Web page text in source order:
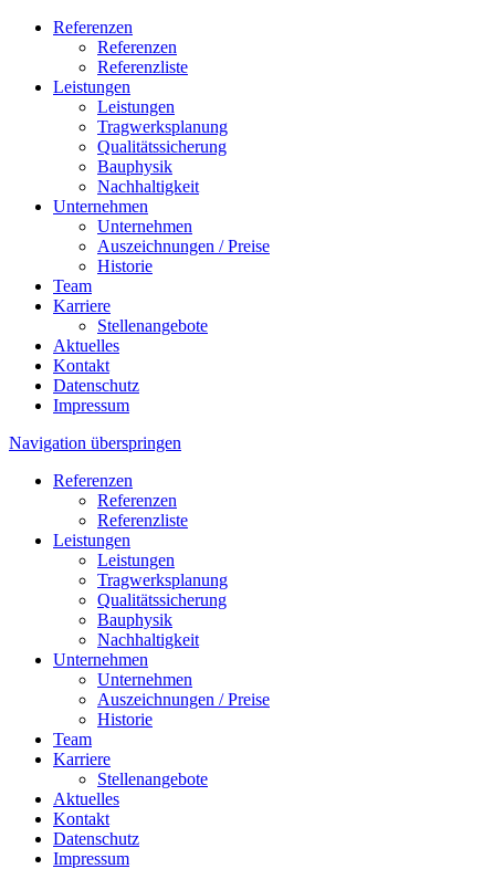
Referenzen
Referenzen
Referenzliste
Leistungen
Leistungen
Tragwerksplanung
Qualitätssicherung
Bauphysik
Nachhaltigkeit
Unternehmen
Unternehmen
Auszeichnungen / Preise
Historie
Team
Karriere
Stellenangebote
Aktuelles
Kontakt
Datenschutz
Impressum
Navigation überspringen
Referenzen
Referenzen
Referenzliste
Leistungen
Leistungen
Tragwerksplanung
Qualitätssicherung
Bauphysik
Nachhaltigkeit
Unternehmen
Unternehmen
Auszeichnungen / Preise
Historie
Team
Karriere
Stellenangebote
Aktuelles
Kontakt
Datenschutz
Impressum